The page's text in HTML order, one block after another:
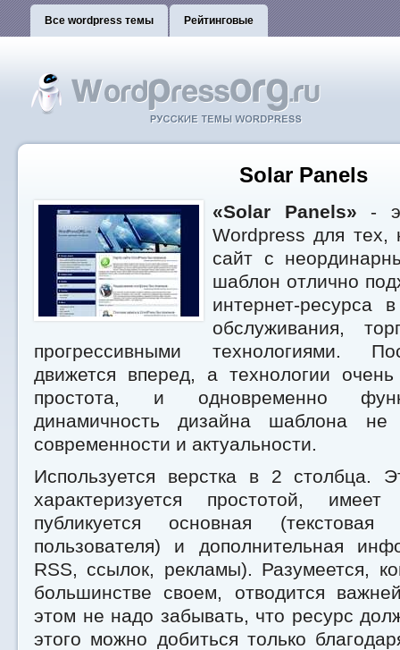
Все wordpress темы Рейтинговые
Solar Panels
«Solar Panels» -
Wordpress для тех,
сайт с
шаблон отлично
интернет-ресурса
обслуживания,
прогрессивными технологиями.
движется вперед, а технологии
простота, и одновременно
динамичность дизайна шаблона
современности и актуальности.
Используется верстка в 2 столбца.
характеризуется простотой,
публикуется основная
пользователя) и дополнительная
RSS, ссылок, рекламы). Разумеется,
большинстве своем, отводится
этом не надо забывать, что ресурс
этого можно добиться только